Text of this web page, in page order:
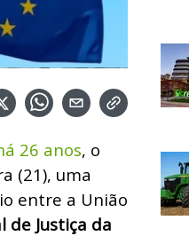
26 anos, o
(21), uma
entre a União
de Justiça da